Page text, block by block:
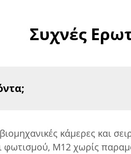
Συχνές
κάμερες και
φωτισμού, M12 χωρίς